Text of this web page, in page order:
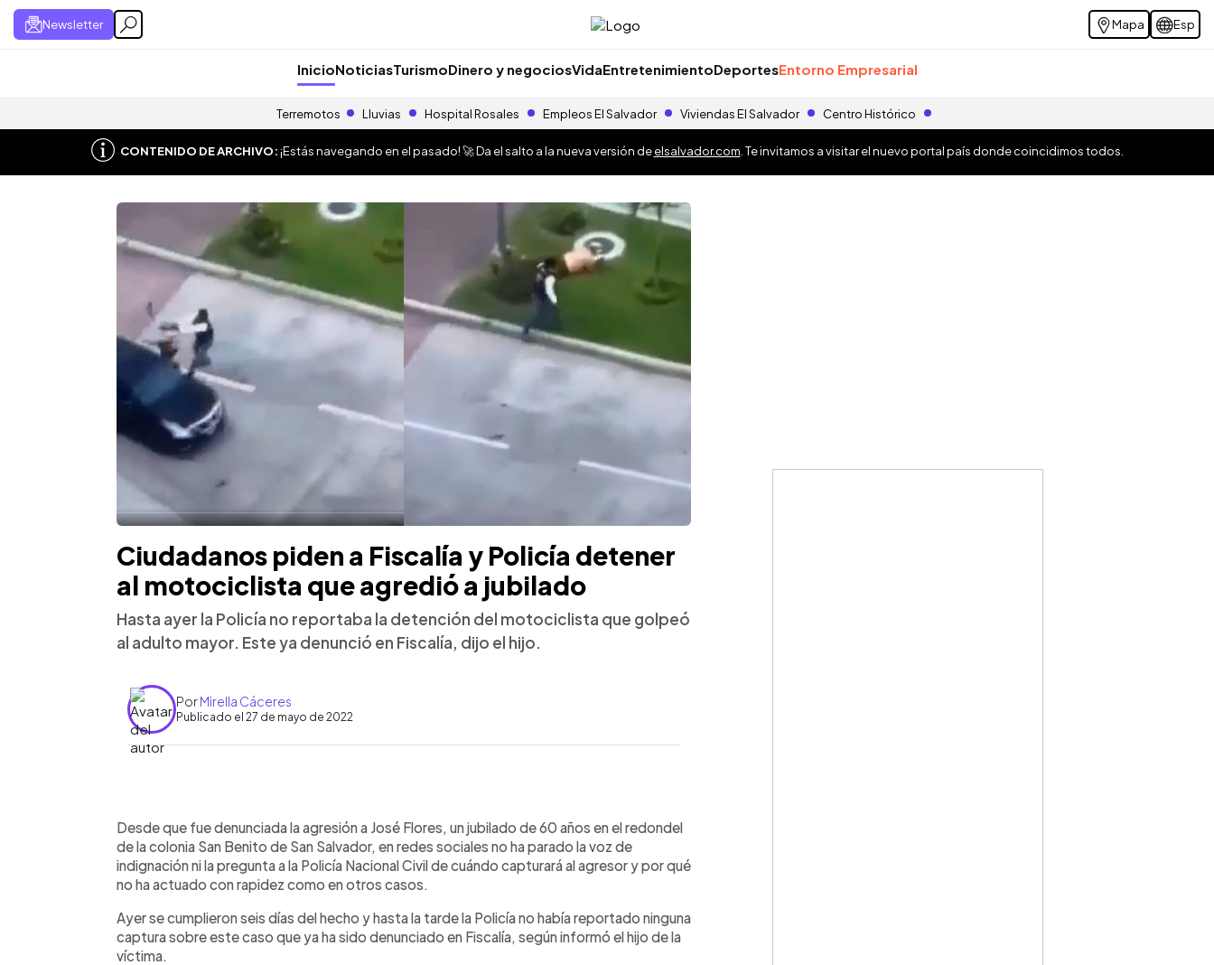
Newsletter Mapa Esp
InicioNoticiasTurismoDinero y negociosVidaEntretenimientoDeportesEntorno Empresarial
Terremotos Lluvias Hospital Rosales Empleos El Salvador Viviendas El Salvador Centro Histórico
CONTENIDO DE ARCHIVO:¡Estás navegando en el pasado! 🚀 Da el salto a la nueva versión deelsalvador.com . Te invitamos a visitar el nuevo portal país donde coincidimos todos.
Ciudadanos piden a Fiscalía y Policía detener
al motociclista que agredió a jubilado
Hasta ayer la Policía no reportaba la detención del motociclista que golpeó
al adulto mayor. Este ya denunció en Fiscalía, dijo el hijo.
PorMirella Cáceres
Publicado el 27 de mayo de 2022
Escuchar artículo
Desde que fue denunciada la agresión a José Flores, un jubilado de 60 años en el redondel
de la colonia San Benito de San Salvador, en redes sociales no ha parado la voz de
indignación ni la pregunta a la Policía Nacional Civil de cuándo capturará al agresor y por qué
no ha actuado con rapidez como en otros casos.
Ayer se cumplieron seis días del hecho y hasta la tarde la Policía no había reportado ninguna
captura sobre este caso que ya ha sido denunciado en Fiscalía, según informó el hijo de la
víctima.